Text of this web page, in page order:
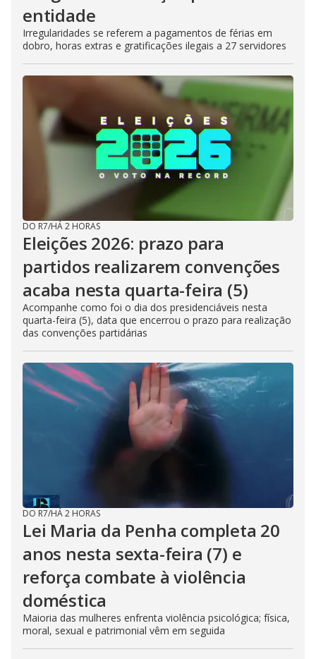
entidade
Irregularidades se referem a pagamentos de férias em
dobro, horas extras e gratificações ilegais a 27 servidores
DO R7/HÁ 2 HORAS
Eleições 2026: prazo para
partidos realizarem convenções
acaba nesta quarta-feira (5)
Acompanhe como foi o dia dos presidenciáveis nesta
quarta-feira (5), data que encerrou o prazo para realização
das convenções partidárias
DO R7/HÁ 2 HORAS
Lei Maria da Penha completa 20
anos nesta sexta-feira (7) e
reforça combate à violência
doméstica
Maioria das mulheres enfrenta violência psicológica; física,
moral, sexual e patrimonial vêm em seguida